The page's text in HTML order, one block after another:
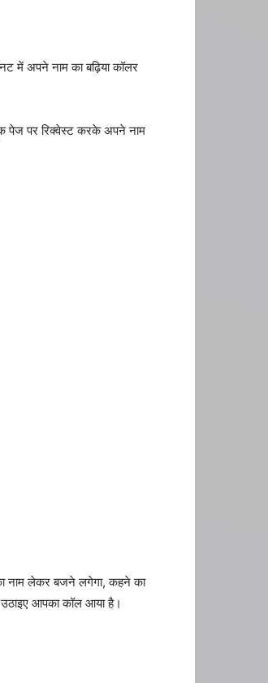
में अपने नाम का बढ़िया कॉलर
पेज पर रिक्वेस्ट करके अपने नाम
नाम लेकर बजने लगेगा, कहने का
आपका कॉल आया है।